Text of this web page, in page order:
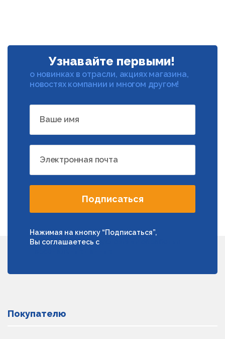
Узнавайте первыми!
о новинках в отрасли, акциях магазина,
новостях компании и многом другом!
Ваше имя
Электронная почта
Подписаться
Нажимая на кнопку “Подписаться”,
Вы соглашаетесь с
Покупателю